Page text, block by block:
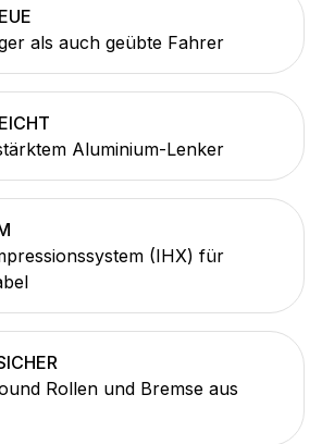
als auch geübte Fahrer
Aluminium-Lenker
(IHX) für
Rollen und Bremse aus